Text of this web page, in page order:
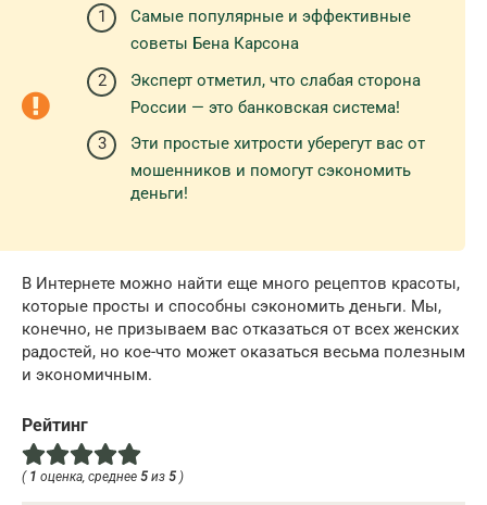
Самые популярные и эффективные
советы Бена Карсона
Эксперт отметил, что слабая сторона
России — это банковская система!
Эти простые хитрости уберегут вас от
мошенников и помогут сэкономить
деньги!
В Интернете можно найти еще много рецептов красоты,
которые просты и способны сэкономить деньги. Мы,
конечно, не призываем вас отказаться от всех женских
радостей, но кое-что может оказаться весьма полезным
и экономичным.
Рейтинг
( 1 оценка, среднее 5 из 5 )